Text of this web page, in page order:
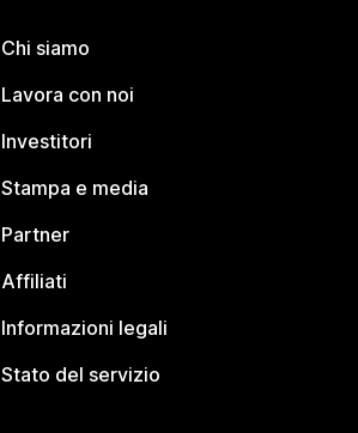
Chi siamo
Lavora con noi
Investitori
Stampa e media
Partner
Affiliati
Informazioni legali
Stato del servizio